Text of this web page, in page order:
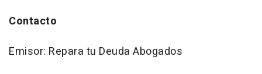
Contacto
Emisor: Repara tu Deuda Abogados